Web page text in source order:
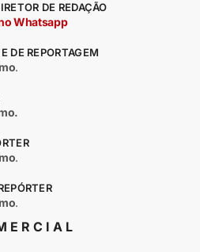
DE REDAÇÃO
Whatsapp
DE REPORTAGEM
.
.
.